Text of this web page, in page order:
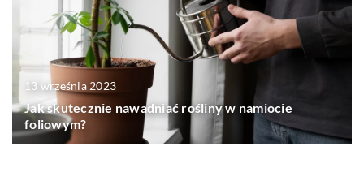
13 września 2023
Jak skutecznie nawadniać rośliny w namiocie
foliowym?